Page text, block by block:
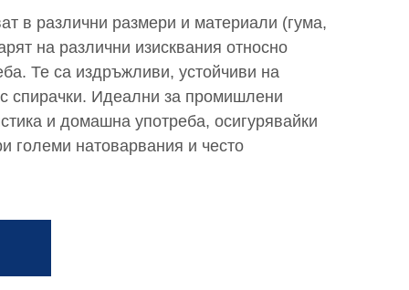
в различни размери и материали (гума,
на различни изисквания относно
Те са издръжливи, устойчиви на
спирачки. Идеални за промишлени
и домашна употреба, осигурявайки
големи натоварвания и често